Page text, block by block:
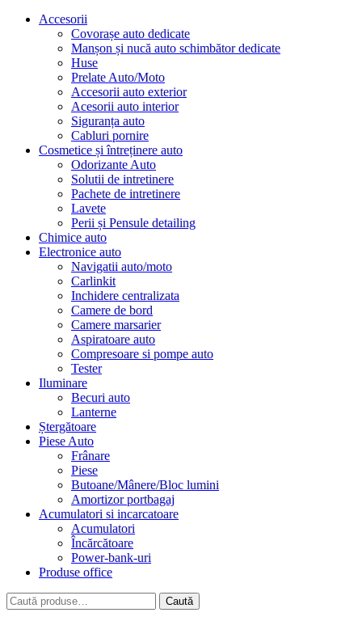
Accesorii
Covorașe auto dedicate
Manșon și nucă auto schimbător dedicate
Huse
Prelate Auto/Moto
Accesorii auto exterior
Acesorii auto interior
Siguranța auto
Cabluri pornire
Cosmetice și întreținere auto
Odorizante Auto
Solutii de intretinere
Pachete de intretinere
Lavete
Perii și Pensule detailing
Chimice auto
Electronice auto
Navigatii auto/moto
Carlinkit
Inchidere centralizata
Camere de bord
Camere marsarier
Aspiratoare auto
Compresoare si pompe auto
Tester
Iluminare
Becuri auto
Lanterne
Ștergătoare
Piese Auto
Frânare
Piese
Butoane/Mânere/Bloc lumini
Amortizor portbagaj
Acumulatori si incarcatoare
Acumulatori
Încărcătoare
Power-bank-uri
Produse office
Caută
după:
Caută